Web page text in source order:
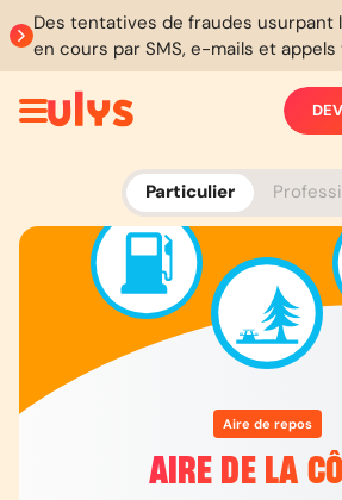
Des tentatives de fraudes usurpant
en cours par SMS, e-mails et
Particulier
Aire de repos
AIRE DE LA